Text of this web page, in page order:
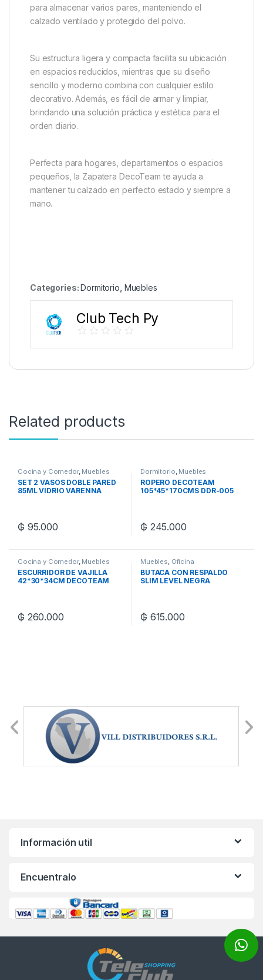
para almacenar varios pares, manteniendo el
calzado ventilado y protegido del polvo.
Su estructura ligera y compacta facilita su ubicación
en espacios reducidos, mientras que su diseño
sencillo y moderno combina con cualquier estilo
decorativo. Además, es fácil de armar y limpiar,
brindando una solución práctica y estética para el
orden diario.
Perfecta para hogares, departamentos o espacios
pequeños, la Zapatera DecoTeam te ayuda a
mantener tu calzado en perfecto estado y siempre a
mano.
Categories:Dormitorio Muebles
Club Tech Py
Related products
Cocina y Comedor, Muebles
SET 2 VASOS DOBLE PARED
85ML VIDRIO VARENNA
₲ 95.000
Dormitorio, Muebles
ROPERO DECOTEAM
105*45*170CMS DDR-005
₲ 245.000
Cocina y Comedor, Muebles
ESCURRIDOR DE VAJILLA
42*30*34CM DECOTEAM
₲ 260.000
Muebles, Oficina
BUTACA CON RESPALDO
SLIM LEVEL NEGRA
₲ 615.000
Información util
Encuentralo